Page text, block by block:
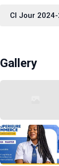
CI Jour
Gallery